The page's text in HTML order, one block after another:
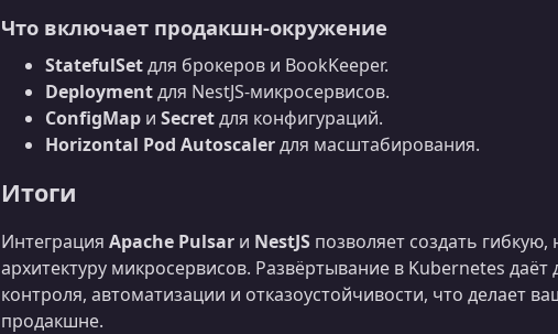
Что включает продакшн‑окружение
StatefulSetдля брокеров и BookKeeper.
Deploymentдля NestJS‑микросервисов.
ConfigMap и Secretдля конфигураций.
Horizontal Pod Autoscalerдля масштабирования.
Итоги
Интеграция Apache Pulsar и NestJS позволяет создать
архитектуру микросервисов. Развёртывание в Kubernetes
контроля, автоматизации и отказоустойчивости, что делает
продакшне.